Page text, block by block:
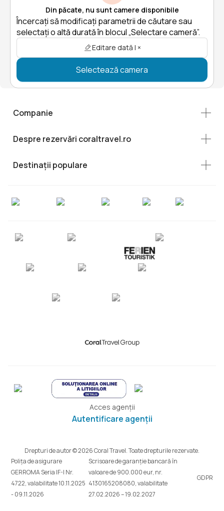
Din păcate, nu sunt camere disponibile
Încercați să modificați parametrii de căutare sau
selectați o altă durată în blocul „Selectare cameră”.
Editare dată | ×
Selectează camera
Companie
Despre rezervări coraltravel.ro
Destinații populare
Acces agenții
Autentificare agenții
Drepturi de autor © 2026 Coral Travel. Toate drepturile rezervate.
Polița de asigurare
GERROMA Seria IF-I Nr.
4722, valabilitate 10.11.2025
- 09.11.2026
Scrisoare de garanție bancară în
valoare de 900.000 eur, nr.
4130165208080, valabilitate
27.02.2026 – 19.02.2027
GDPR